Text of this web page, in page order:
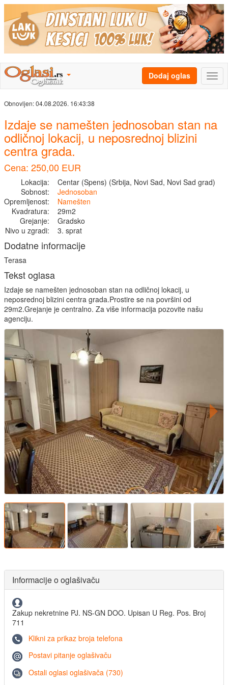
Dodaj oglas
Obnovljen:04.08.2026. 16:43:38
Izdaje se namešten jednosoban stan na
odličnoj lokacij, u neposrednoj blizini
centra grada.
Cena: 250,00 EUR
Lokacija:
Centar (Spens) (Srbija, Novi Sad, Novi Sad grad)
Sobnost:
Jednosoban
Opremljenost:
Namešten
Kvadratura:
29m2
Grejanje:
Gradsko
Nivo u zgradi:
3. sprat
Dodatne informacije
Terasa
Tekst oglasa
Izdaje se namešten jednosoban stan na odličnoj lokacij, u
neposrednoj blizini centra grada.Prostire se na površini od
29m2.Grejanje je centralno. Za više informacija pozovite našu
agenciju.
Informacije o oglašivaču
Zakup nekretnine PJ. NS-GN DOO. Upisan U Reg. Pos. Broj
711
Klikni za prikaz broja telefona
Postavi pitanje oglašivaču
Ostali oglasi oglašivača (730)